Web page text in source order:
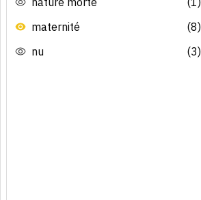
maternité
(8)
nu
(3)